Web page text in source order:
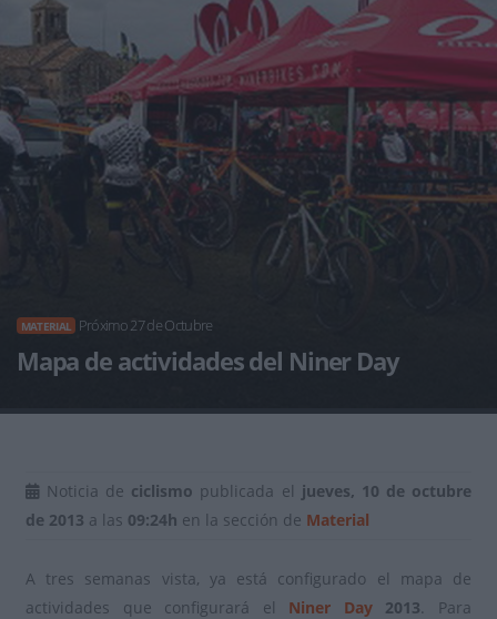
MATERIAL Próximo 27 de Octubre
Mapa de actividades del Niner Day
Noticia de ciclismo publicada el jueves, 10 de octubre
de 2013 a las 09:24h en la sección de Material
A tres semanas vista, ya está configurado el mapa de
actividades que configurará el Niner Day2013. Para